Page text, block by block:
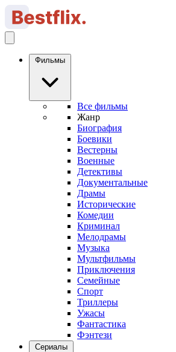
Фильмы
Все фильмы
Жанр
Биография
Боевики
Вестерны
Военные
Детективы
Документальные
Драмы
Исторические
Комедии
Криминал
Мелодрамы
Музыка
Мультфильмы
Приключения
Семейные
Спорт
Триллеры
Ужасы
Фантастика
Фэнтези
Сериалы